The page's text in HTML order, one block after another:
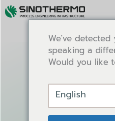
We've detected
speaking a
Would you like
English